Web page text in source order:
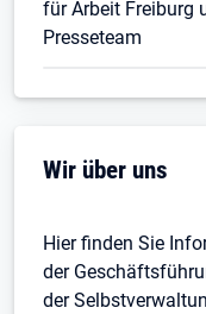
für Arbeit Freiburg
Presseteam
Wir über uns
Hier finden Sie
der
der